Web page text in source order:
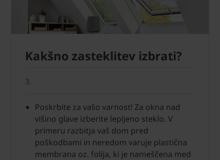
Kakšno zasteklitev izbrati?
3.
Poskrbite za vašo varnost! Za okna nad
višino glave izberite lepljeno steklo. V
primeru razbitja vaš dom pred
poškodbami in neredom varuje plastična
membrana oz. folija, ki je nameščena med